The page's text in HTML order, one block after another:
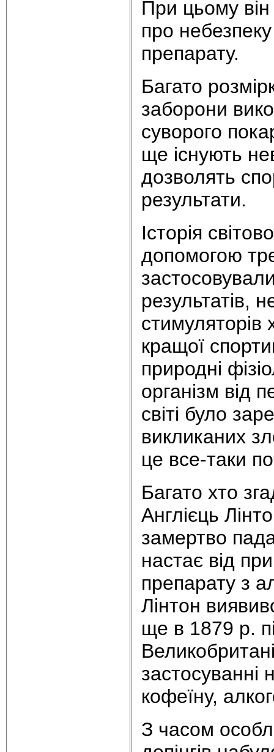
При цьому
про
препарату.
Багато
заборони
суворого
ще існують
дозволять
результати.
Історія
допомогою
результатів,
стимуляторів
кращої
природні
організм від
світі було
викликаних
це все-таки
Багато хто
Англієць
замертво
настає від
препарату з
Лінтон
ще в 1879 р.
застосуванні
кофеїну,
З часом